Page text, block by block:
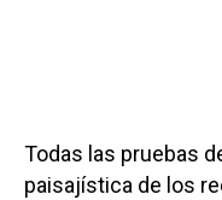
Todas las pruebas
paisajística de los